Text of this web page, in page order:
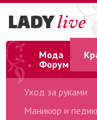
Мода
Форум
Уход за руками
Маникюр и